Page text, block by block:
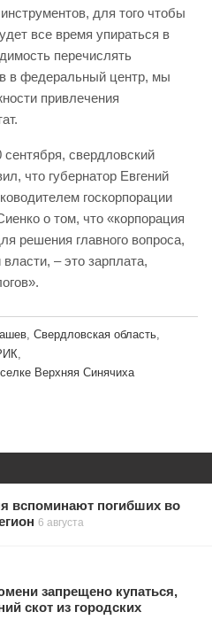
для того чтобы
все время упираться в
перечислять
в федеральный центр, мы
привлечения
свердловский
что губернатор Евгений
госкорпорации
о том, что «корпорация
решения главного вопроса,
– это зарплата,
, Свердловская область,
Верхняя Синячиха
вспоминают погибших во
6 августа
запрещено купаться,
скот из городских